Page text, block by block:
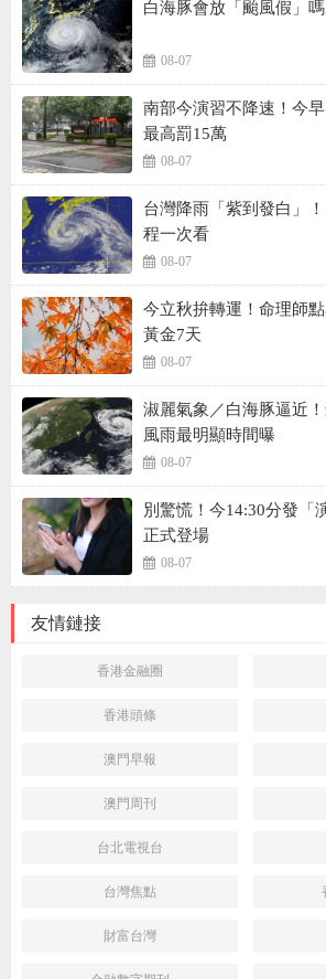
白海豚會放「颱風假」
08-07
南部今演習不降速！今
最高罰15萬
08-07
台灣降雨「紫到發白」
程一次看
08-07
今立秋拚轉運！命理師
黃金7天
08-07
淑麗氣象／白海豚逼近
風雨最明顯時間曝
08-07
別驚慌！今14:30分發「
正式登場
08-07
友情鏈接
香港金融圈
香港頭條
澳門早報
澳門周刊
台北電視台
台灣焦點
財富台灣